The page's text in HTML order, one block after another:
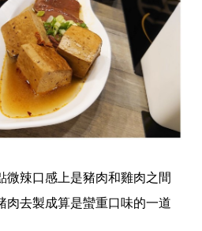
微辣口感上是豬肉和雞肉之間
肉去製成算是蠻重口味的一道